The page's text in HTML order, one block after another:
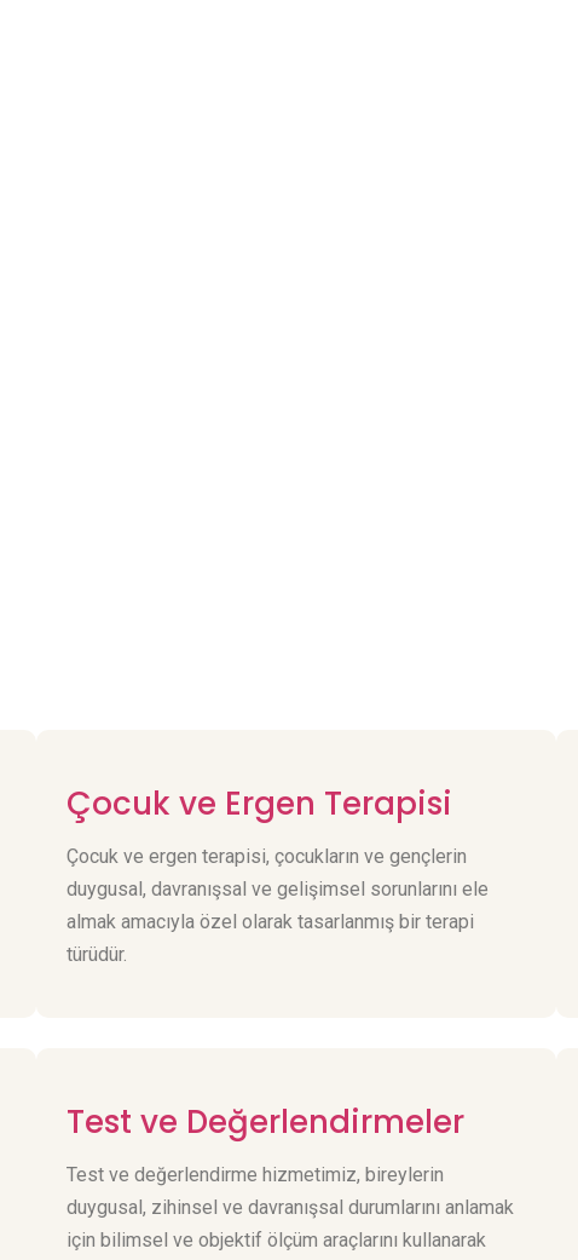
Çocuk ve Ergen Terapisi
Çocuk ve ergen terapisi, çocukların ve gençlerin
duygusal, davranışsal ve gelişimsel sorunlarını ele
almak amacıyla özel olarak tasarlanmış bir terapi
türüdür.
Test ve Değerlendirmeler
Test ve değerlendirme hizmetimiz, bireylerin
duygusal, zihinsel ve davranışsal durumlarını anlamak
için bilimsel ve objektif ölçüm araçlarını kullanarak